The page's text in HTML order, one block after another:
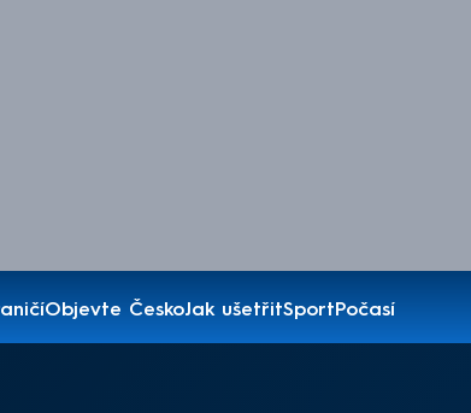
Objevte ČeskoJak ušetřitSportPočasí